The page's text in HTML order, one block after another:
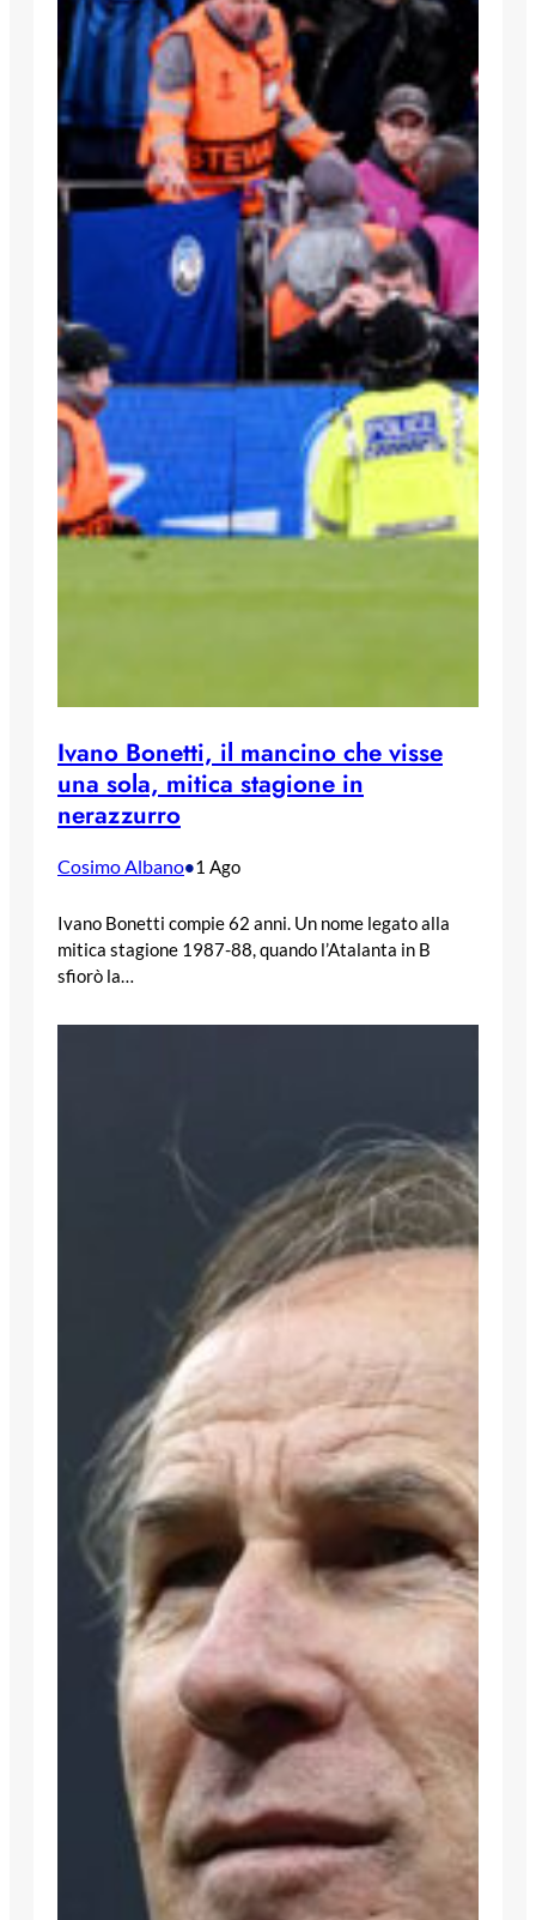
Ivano Bonetti, il mancino che visse
una sola, mitica stagione in
nerazzurro
Cosimo Albano•1 Ago
Ivano Bonetti compie 62 anni. Un nome legato alla
mitica stagione 1987-88, quando l’Atalanta in B
sfiorò la…